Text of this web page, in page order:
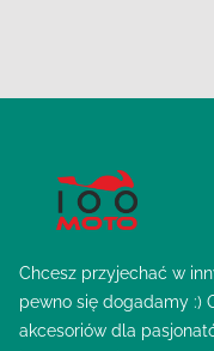
Chcesz przyjechać w
pewno się dogadamy :)
akcesoriów dla